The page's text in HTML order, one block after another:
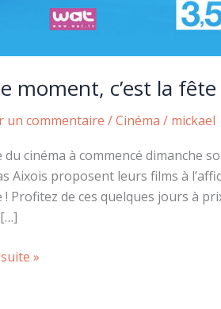
moment, c’est la
un commentaire /Cinéma / mickael
du cinéma à commencé dimanche
Aixois proposent leurs films à
! Profitez de ces quelques jours à
»